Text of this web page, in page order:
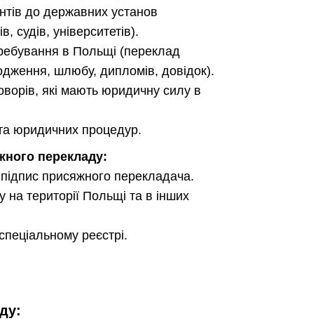
до державних установ
судів, університетів).
в Польщі (переклад
шлюбу, дипломів, довідок).
які мають юридичну силу в
юридичних процедур.
перекладу:
підпис присяжного перекладача.
території Польщі та в інших
реєстрі.